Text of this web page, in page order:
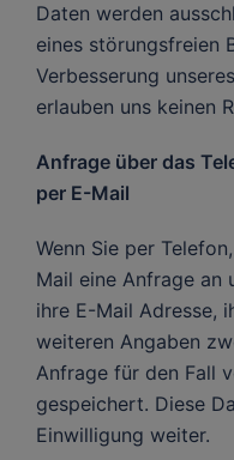
Daten werden
eines störungsfreien
Verbesserung
erlauben uns keinen
Anfrage über das
per E-Mail
Wenn Sie per
Mail eine Anfrage an
ihre E-Mail Adresse,
weiteren Angaben
Anfrage für den Fall
gespeichert. Diese
Einwilligung weiter.